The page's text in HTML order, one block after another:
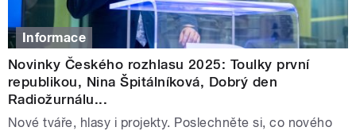
Informace
Novinky Českého rozhlasu 2025: Toulky první
republikou, Nina Špitálníková, Dobrý den
Radiožurnálu...
Nové tváře, hlasy i projekty. Poslechněte si, co nového